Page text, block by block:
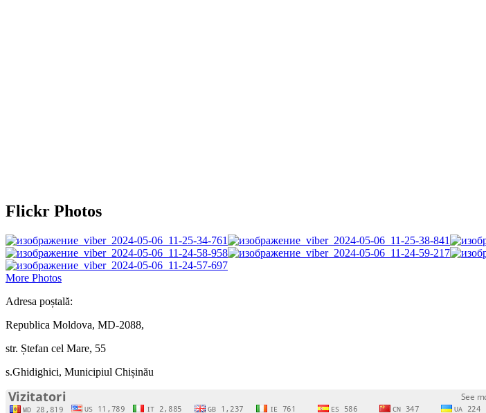
Flickr Photos
More Photos
Adresa poștală:
Republica Moldova, MD-2088,
str. Ștefan cel Mare, 55
s.Ghidighici, Municipiul Chișinău